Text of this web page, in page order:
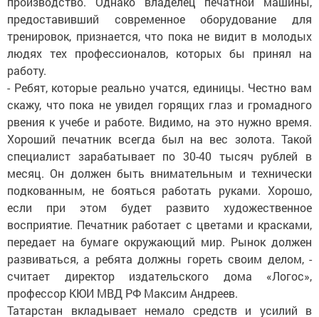
предоставивший современное оборудование для
тренировок, признается, что пока не видит в молодых
людях тех профессионалов, которых бы принял на
работу.
- Ребят, которые реально учатся, единицы. Честно вам
скажу, что пока не увидел горящих глаз и громадного
рвения к учебе и работе. Видимо, на это нужно время.
Хороший печатник всегда был на вес золота. Такой
специалист зарабатывает по 30-40 тысяч рублей в
месяц. Он должен быть внимательным и технически
подкованным, не бояться работать руками. Хорошо,
если при этом будет развито художественное
восприятие. Печатник работает с цветами и красками,
передает на бумаге окружающий мир. Рынок должен
развиваться, а ребята должны гореть своим делом, -
считает директор издательского дома «Логос»,
профессор КЮИ МВД РФ Максим Андреев.
Татарстан вкладывает немало средств и усилий в